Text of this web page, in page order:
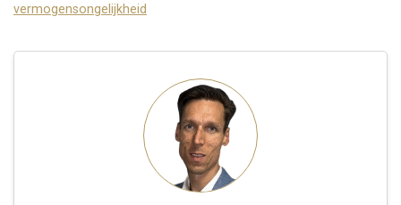
vermogensongelijkheid